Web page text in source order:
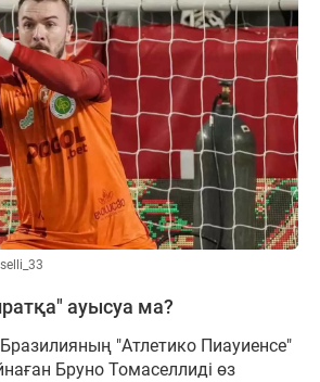
ауысуа ма?
"Атлетико Пиауиенсе"
Бруно Томаселлиді өз